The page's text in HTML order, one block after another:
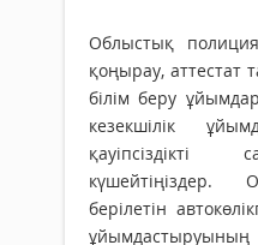
Облыстық
қоңырау, аттестат
білім беру
кезекшілік
қауіпсіздікті
күшейтіңіздер.
берілетін
ұйымдастыруының